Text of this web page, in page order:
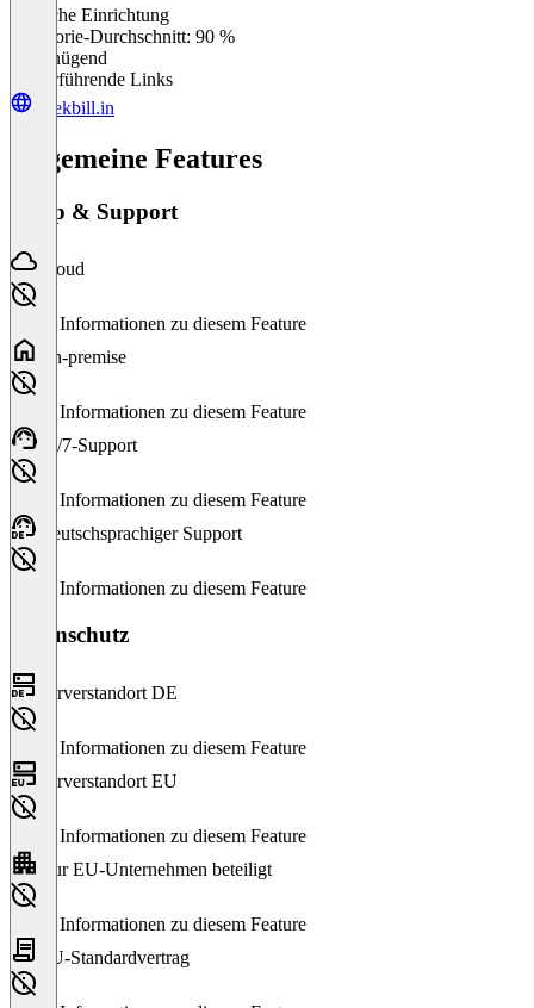
Einfache Einrichtung
Kategorie-Durchschnitt: 90 %
Ungenügend
Weiterführende Links
sleekbill.in
Allgemeine Features
Setup & Support
Cloud
Keine Informationen zu diesem Feature
On-premise
Keine Informationen zu diesem Feature
24/7-Support
Keine Informationen zu diesem Feature
Deutschsprachiger Support
Keine Informationen zu diesem Feature
Datenschutz
Serverstandort DE
Keine Informationen zu diesem Feature
Serverstandort EU
Keine Informationen zu diesem Feature
Nur EU-Unternehmen beteiligt
Keine Informationen zu diesem Feature
EU-Standardvertrag